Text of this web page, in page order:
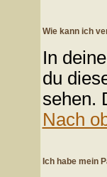
Wie kann ich
In
du
sehen.
Nach
Ich habe mein